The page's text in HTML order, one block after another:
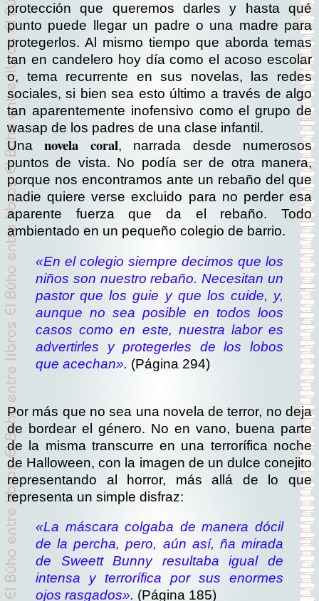
protección que queremos darles y hasta qué
punto puede llegar un padre o una madre para
protegerlos. Al mismo tiempo que aborda temas
tan en candelero hoy día como el acoso escolar
o, tema recurrente en sus novelas, las redes
sociales, si bien sea esto último a través de algo
tan aparentemente inofensivo como el grupo de
wasap de los padres de una clase infantil.
Unanovela coral, narrada desde numerosos
puntos de vista. No podía ser de otra manera,
porque nos encontramos ante un rebaño del que
nadie quiere verse excluido para no perder esa
aparente fuerza que da el rebaño. Todo
ambientado en un pequeño colegio de barrio.
«En el colegio siempre decimos que los
niños son nuestro rebaño. Necesitan un
pastor que los guie y que los cuide, y,
aunque no sea posible en todos loos
casos como en este, nuestra labor es
advertirles y protegerles de los lobos
que acechan». (Página 294)
Por más que no sea una novela de terror, no deja
de bordear el género. No en vano, buena parte
de la misma transcurre en una terrorífica noche
de Halloween, con la imagen de un dulce conejito
representando al horror, más allá de lo que
representa un simple disfraz:
«La máscara colgaba de manera dócil
de la percha, pero, aún así, ña mirada
de Sweett Bunny resultaba igual de
intensa y terrorífica por sus enormes
ojos rasgados». (Página 185)